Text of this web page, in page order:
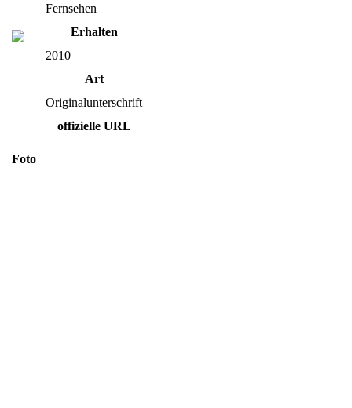
Fernsehen
Erhalten
2010
Art
Originalunterschrift
offizielle URL
Foto